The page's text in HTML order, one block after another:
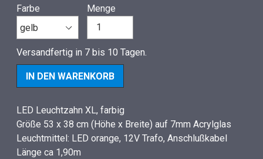
Farbe Menge
Versandfertig in 7 bis 10 Tagen.
LED Leuchtzahn XL, farbig
Größe 53 x 38 cm (Höhe x Breite) auf 7mm Acrylglas
Leuchtmittel: LED orange, 12V Trafo, Anschlußkabel
Länge ca 1,90m